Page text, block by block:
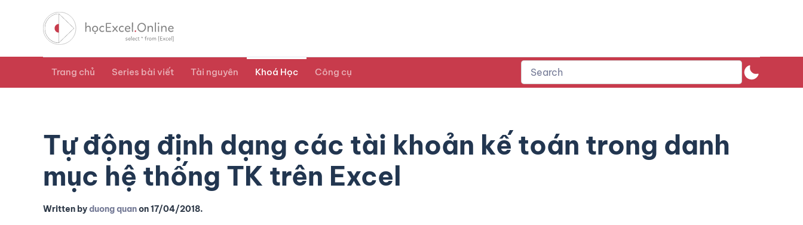
Trang chủ Series bài viết Tài nguyên Khoá Học Công cụ
Tự động định dạng các tài khoản kế toán trong danh
mục hệ thống TK trên Excel
Written byduong quanon17/04/2018.